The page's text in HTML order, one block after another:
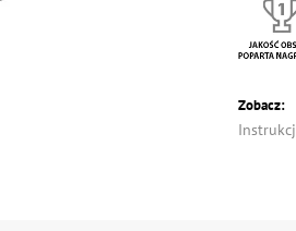
Zobacz: